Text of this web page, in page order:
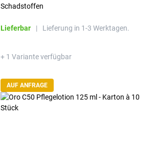
Schadstoffen
Lieferbar | Lieferung in 1-3 Werktagen.
+ 1 Variante verfügbar
AUF ANFRAGE